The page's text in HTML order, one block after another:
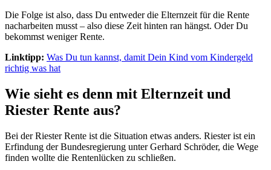
Die Folge ist also, dass Du entweder die Elternzeit für die Rente
nacharbeiten musst – also diese Zeit hinten ran hängst. Oder Du
bekommst weniger Rente.
Linktipp: Was Du tun kannst, damit Dein Kind vom Kindergeld
richtig was hat
Wie sieht es denn mit Elternzeit und
Riester Rente aus?
Bei der Riester Rente ist die Situation etwas anders. Riester ist ein
Erfindung der Bundesregierung unter Gerhard Schröder, die Wege
finden wollte die Rentenlücken zu schließen.